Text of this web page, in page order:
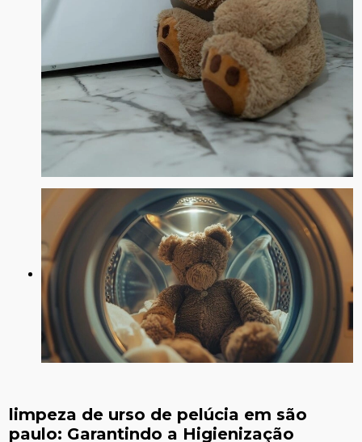
limpeza de urso de pelúcia em são
paulo: Garantindo a Higienização